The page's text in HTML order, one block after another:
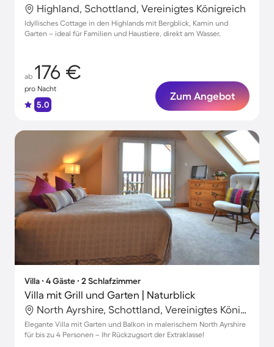
Highland, Schottland, Vereinigtes Königreich
Idyllisches Cottage in den Highlands mit Bergblick, Kamin und
Garten – ideal für Familien und Haustiere, direkt am Wasser.
ab 176 €
pro Nacht
5.0
Zum Angebot
Villa ∙ 4 Gäste ∙ 2 Schlafzimmer
Villa mit Grill und Garten | Naturblick
North Ayrshire, Schottland, Vereinigtes Königreich
Elegante Villa mit Garten und Balkon in malerischem North Ayrshire
für bis zu 4 Personen – Ihr Rückzugsort der Extraklasse!